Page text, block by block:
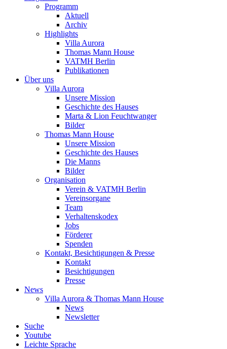
Programm
Aktuell
Archiv
Highlights
Villa Aurora
Thomas Mann House
VATMH Berlin
Publikationen
Über uns
Villa Aurora
Unsere Mission
Geschichte des Hauses
Marta & Lion Feuchtwanger
Bilder
Thomas Mann House
Unsere Mission
Geschichte des Hauses
Die Manns
Bilder
Organisation
Verein & VATMH Berlin
Vereinsorgane
Team
Verhaltenskodex
Jobs
Förderer
Spenden
Kontakt, Besichtigungen & Presse
Kontakt
Besichtigungen
Presse
News
Villa Aurora & Thomas Mann House
News
Newsletter
Suche
Youtube
Leichte Sprache